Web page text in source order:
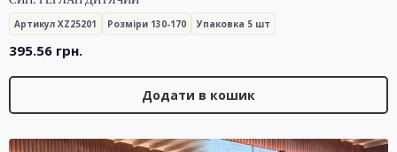
Артикул XZ25201 Розміри 130-170 Упаковка 5 шт
395.56 грн.
Додати в кошик